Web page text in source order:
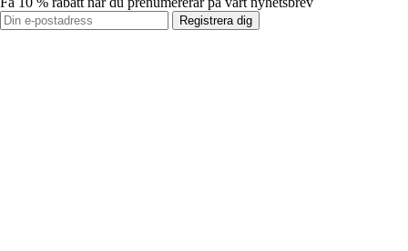
Registrera dig